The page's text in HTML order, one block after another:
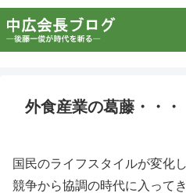
外食産業の葛藤・・・
国民のライフスタイルが変化
競争から協調の時代に入って